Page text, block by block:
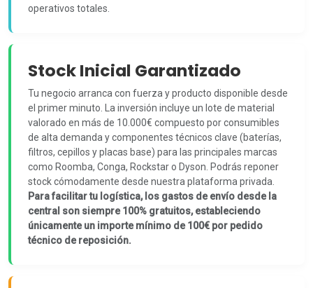
operativos totales.
Stock Inicial Garantizado
Tu negocio arranca con fuerza y producto disponible desde
el primer minuto. La inversión incluye un lote de material
valorado en más de 10.000€ compuesto por consumibles
de alta demanda y componentes técnicos clave (baterías,
filtros, cepillos y placas base) para las principales marcas
como Roomba, Conga, Rockstar o Dyson. Podrás reponer
stock cómodamente desde nuestra plataforma privada.
Para facilitar tu logística, los gastos de envío desde la
central son siempre 100% gratuitos, estableciendo
únicamente un importe mínimo de 100€ por pedido
técnico de reposición.